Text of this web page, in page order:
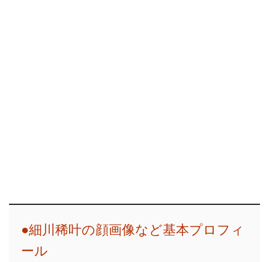
●細川稀叶の顔画像など基本プロフィ
ール